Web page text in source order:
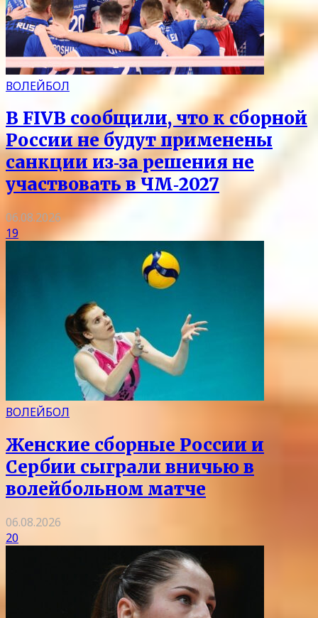
ВОЛЕЙБОЛ
В FIVB сообщили, что к сборной
России не будут применены
санкции из‑за решения не
участвовать в ЧМ‑2027
06.08.2026
19
ВОЛЕЙБОЛ
Женские сборные России и
Сербии сыграли вничью в
волейбольном матче
06.08.2026
20